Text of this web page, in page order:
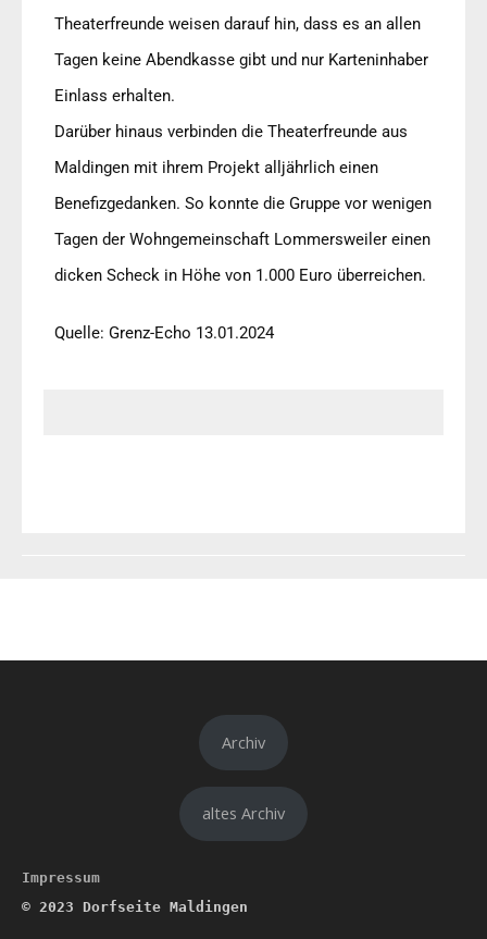
Theaterfreunde weisen darauf hin, dass es an allen
Tagen keine Abendkasse gibt und nur Karteninhaber
Einlass erhalten.
Darüber hinaus verbinden die Theaterfreunde aus
Maldingen mit ihrem Projekt alljährlich einen
Benefizgedanken. So konnte die Gruppe vor wenigen
Tagen der Wohngemeinschaft Lommersweiler einen
dicken Scheck in Höhe von 1.000 Euro überreichen.
Quelle: Grenz-Echo 13.01.2024
Archiv
altes Archiv
Impressum
© 2023
Dorfseite Maldingen